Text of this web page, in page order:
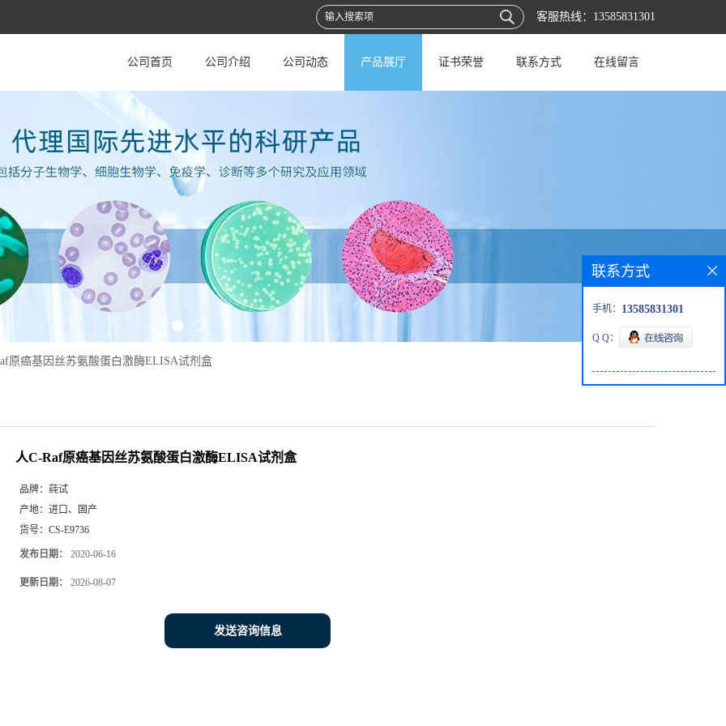
客服热线： 13585831301
公司首页 公司介绍 公司动态 产品展厅 证书荣誉 联系方式 在线留言
原癌基因丝苏氨酸蛋白激酶ELISA试剂盒
人C-Raf原癌基因丝苏氨酸蛋白激酶ELISA试剂盒
品牌： 莼试
产地： 进口、国产
货号： CS-E9736
发布日期： 2020-06-16
更新日期： 2026-08-07
发送咨询信息
联系方式
手机： 13585831301
Q Q：